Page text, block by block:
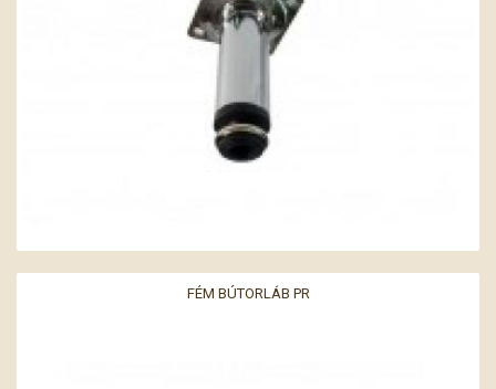
FÉM BÚTORLÁB PR